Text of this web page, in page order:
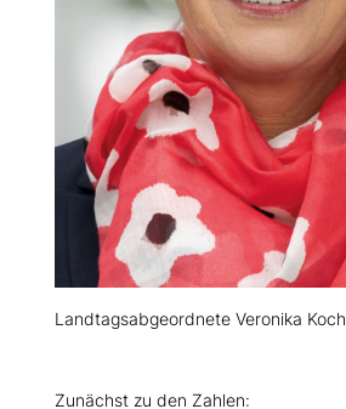
Landtagsabgeordnete Veronika Koch
Zunächst zu den Zahlen: